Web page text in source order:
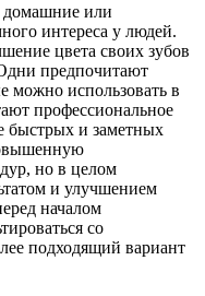
домашние или
интереса у людей.
цвета своих зубов
предпочитают
можно использовать в
профессиональное
быстрых и заметных
но в целом
и улучшением
началом
со
подходящий вариант